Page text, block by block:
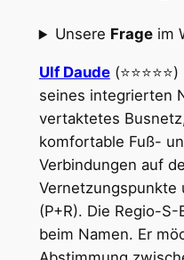
Unsere Frageim
Ulf Daude
seines integrierten
vertaktetes
komfortable Fuß-
Verbindungen auf
Vernetzungspunkte
(P+R). Die Regio-
beim Namen. Er